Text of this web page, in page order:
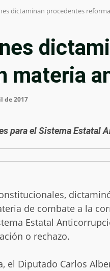
dictaminan procedentes
materia
de 2017
para el Sistema Estatal
de combate a la
Estatal
o rechazo.
el Diputado Carlos